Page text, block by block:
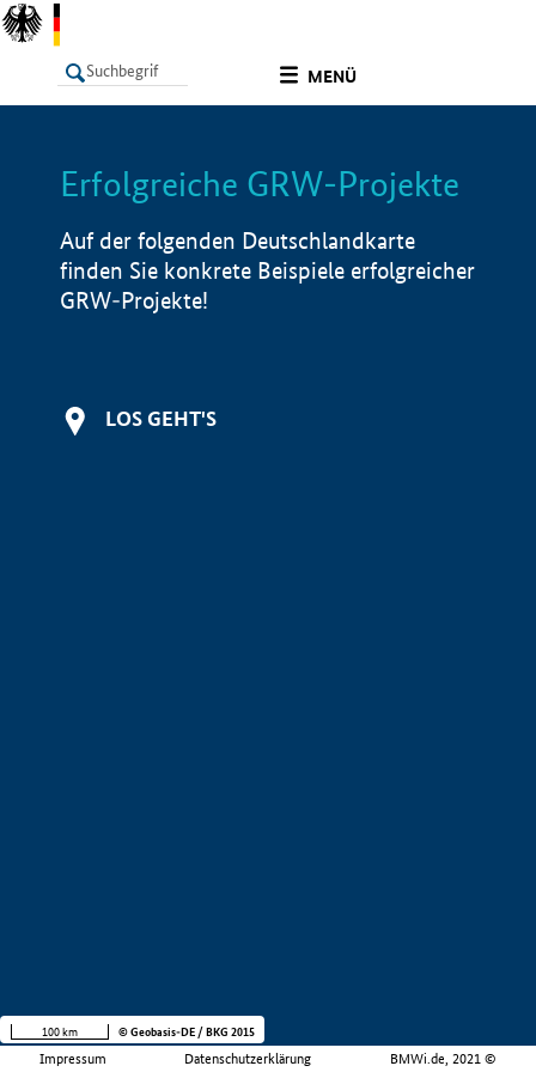
MENÜ
LISTE Info
Erfolgreiche GRW-Projekte
Auf der folgenden Deutschlandkarte
finden Sie konkrete Beispiele erfolgreicher
GRW-Projekte!
LOS GEHT'S
Impressum Datenschutzerklärung BMWi.de, 2021 ©
100 km © Geobasis-DE / BKG 2015